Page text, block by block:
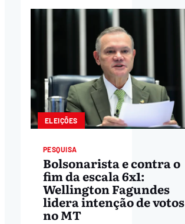
ELEIÇÕES
PESQUISA
Bolsonarista e contra o
fim da escala 6x1:
Wellington Fagundes
lidera intenção de votos
no MT